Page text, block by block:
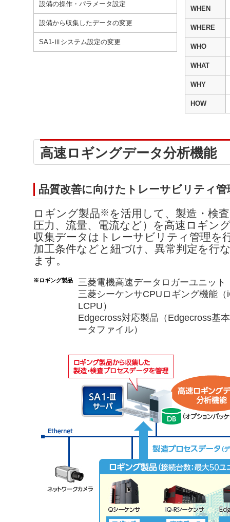
設備の操作・パラメータ設定
設備から収集したデータの変更
SA1-Ⅲシステム設定の変更
WHEN
WHERE
WHO
WHAT
WHY
HOW
高速ロギングデータ分析機能
品質改善に向けたトレーサビリティ
ロギング製品※ を活用して、製造・検
圧力、流量、電流など）を高速ロギン
収集データはトレーサビリティ管理を
加工条件などと紐づけ、異常判定を行
ます。
※ロギング製品
三菱電機高速データロガーユニッ
三菱シーケンサCPUロギング機能
LCPU）
Edgecross対応製品（Edgecross基
ータファイル）